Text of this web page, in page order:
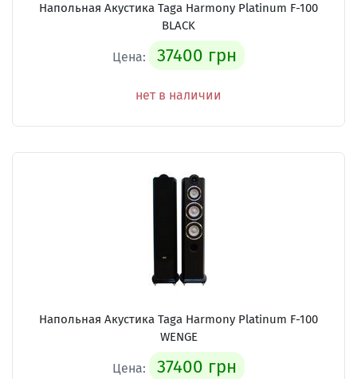
Напольная Акустика Taga Harmony Platinum F-100
BLACK
Цена: 37400 грн
нет в наличии
Напольная Акустика Taga Harmony Platinum F-100
WENGE
Цена: 37400 грн